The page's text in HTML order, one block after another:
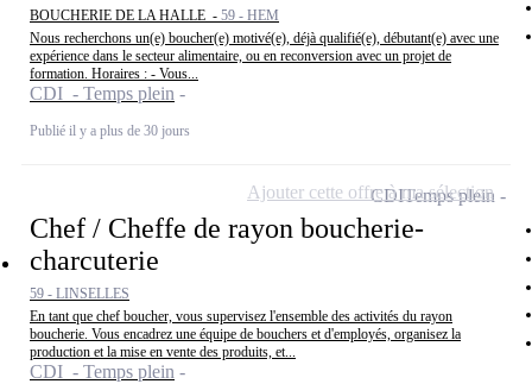
BOUCHERIE DE LA HALLE - 59 - HEM
Nous recherchons un(e) boucher(e) motivé(e), déjà qualifié(e), débutant(e) avec une
expérience dans le secteur alimentaire, ou en reconversion avec un projet de
formation. Horaires : - Vous...
CDI - Temps plein
Publié il y a plus de 30 jours
Chef / Cheffe de rayon boucherie-
charcuterie
59 - LINSELLES
En tant que chef boucher, vous supervisez l'ensemble des activités du rayon
boucherie. Vous encadrez une équipe de bouchers et d'employés, organisez la
production et la mise en vente des produits, et...
CDI - Temps plein
CDITemps plein
Ajouter cette offre à ma sélection